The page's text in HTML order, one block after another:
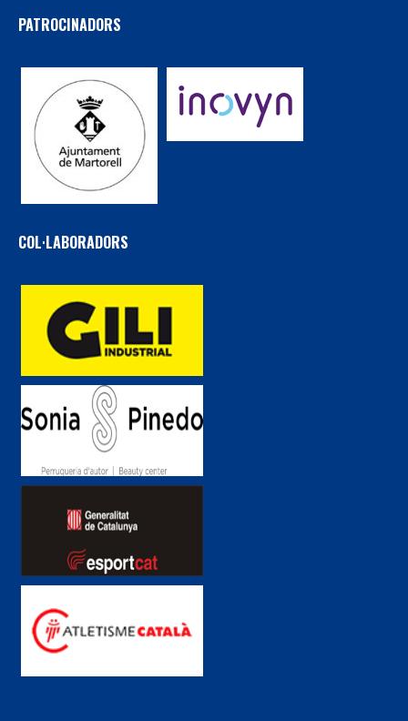
PATROCINADORS
COL·LABORADORS